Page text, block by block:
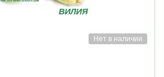
Нет в наличии